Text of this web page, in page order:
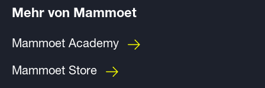
Mehr von Mammoet
Mammoet Academy
Mammoet Store